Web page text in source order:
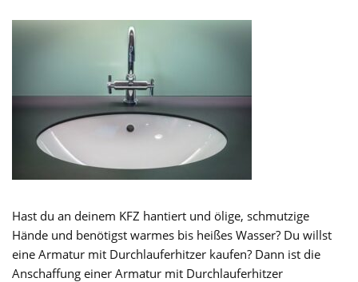
Hast du an deinem KFZ hantiert und ölige, schmutzige
Hände und benötigst warmes bis heißes Wasser? Du willst
eine Armatur mit Durchlauferhitzer kaufen? Dann ist die
Anschaffung einer Armatur mit Durchlauferhitzer